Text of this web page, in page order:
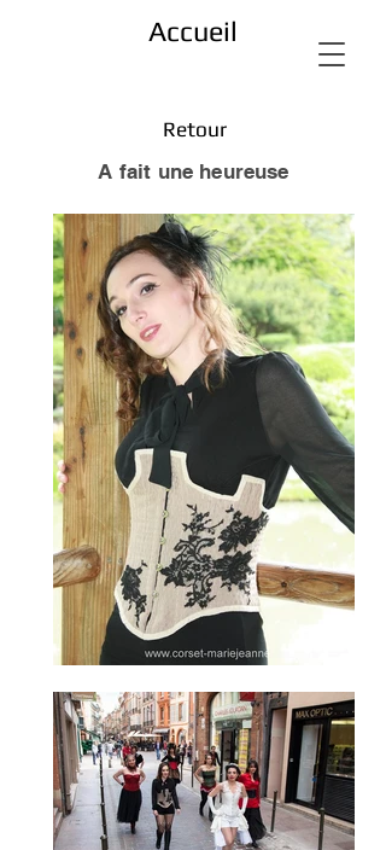
Accueil
Retour
A fait une heureuse